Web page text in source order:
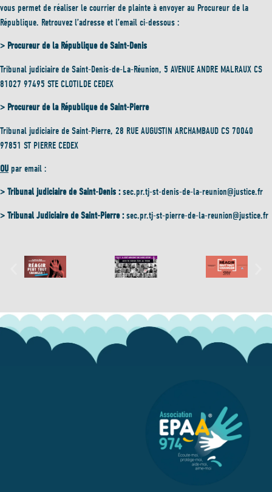
vous permet de réaliser le courrier de plainte à envoyer au Procureur de la
République. Retrouvez l’adresse et l’email ci-dessous :
> Procureur de la République de Saint-Denis
Tribunal judiciaire de Saint-Denis-de-La-Réunion, 5 AVENUE ANDRE MALRAUX CS
81027 97495 STE CLOTILDE CEDEX
> Procureur de la République de Saint-Pierre
Tribunal judiciaire de Saint-Pierre, 28 RUE AUGUSTIN ARCHAMBAUD CS 70040
97851 ST PIERRE CEDEX
OU par email :
> Tribunal judiciaire de Saint-Denis :sec.pr.tj-st-denis-de-la-reunion@justice.fr
> Tribunal Judiciaire de Saint-Pierre :sec.pr.tj-st-pierre-de-la-reunion@justice.fr